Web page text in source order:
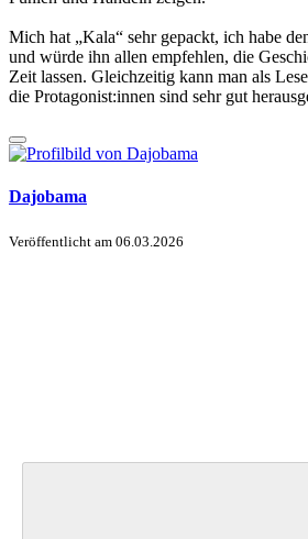
Mich hat „Kala“ sehr gepackt, ich habe
und würde ihn allen empfehlen, die
Zeit lassen. Gleichzeitig kann man als
die Protagonist:innen sind sehr gut
Dajobama
Veröffentlicht am 06.03.2026